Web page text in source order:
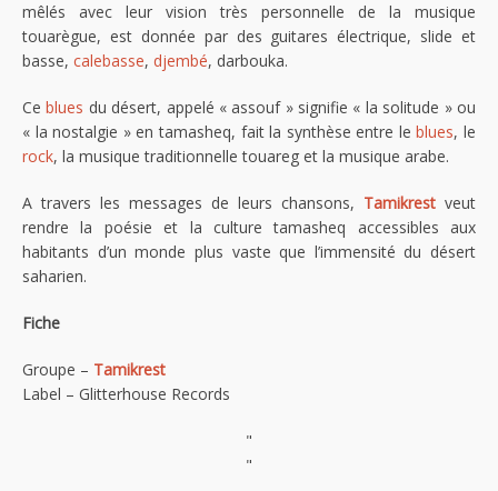
mêlés avec leur vision très personnelle de la musique
touarègue, est donnée par des guitares électrique, slide et
basse, calebasse, djembé, darbouka.
Ceblues du désert, appelé « assouf » signifie « la solitude » ou
« la nostalgie » en tamasheq, fait la synthèse entre leblues, le
rock, la musique traditionnelle touareg et la musique arabe.
A travers les messages de leurs chansons, Tamikrest veut
rendre la poésie et la culture tamasheq accessibles aux
habitants d’un monde plus vaste que l’immensité du désert
saharien.
Fiche
Groupe – Tamikrest
Label – Glitterhouse Records
"
"